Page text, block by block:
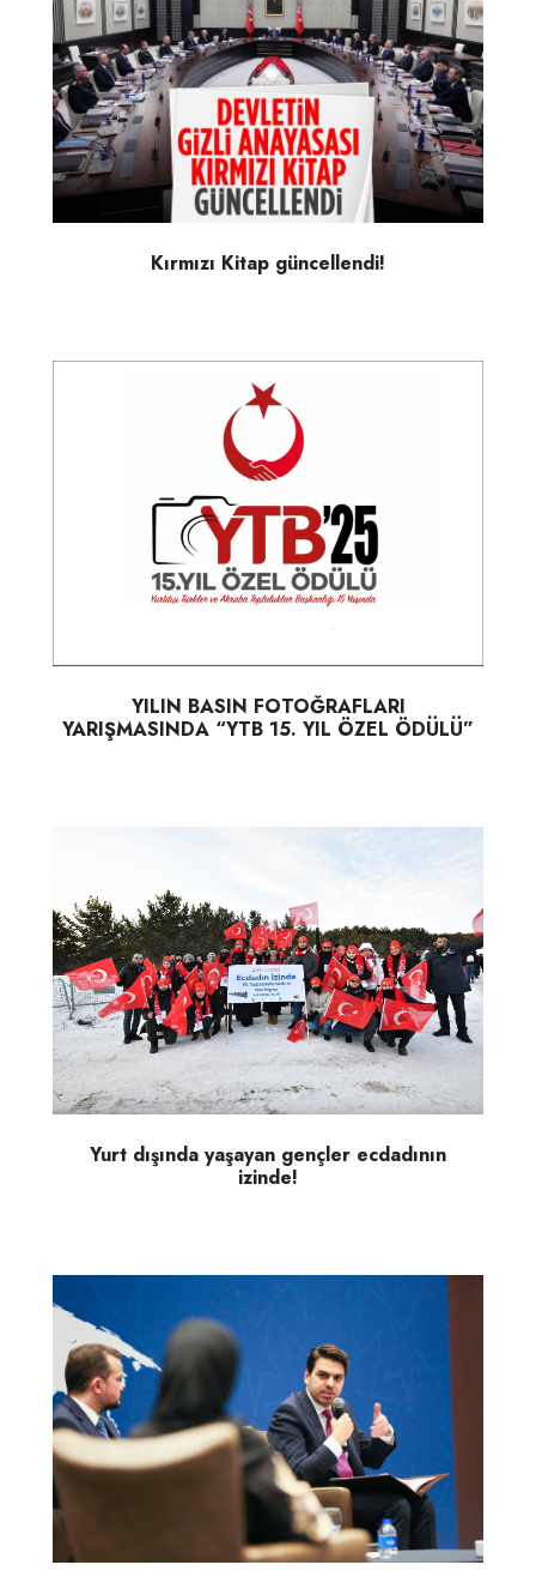
Kırmızı Kitap güncellendi!
YILIN BASIN FOTOĞRAFLARI
YARIŞMASINDA “YTB 15. YIL ÖZEL ÖDÜLÜ”
Yurt dışında yaşayan gençler ecdadının
izinde!